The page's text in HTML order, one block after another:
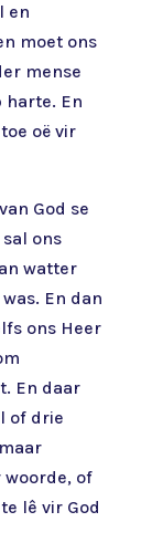
en
moet ons
mense
harte. En
oë vir
God se
ons
watter
En dan
ons Heer
En daar
of drie
woorde, of
lê vir God